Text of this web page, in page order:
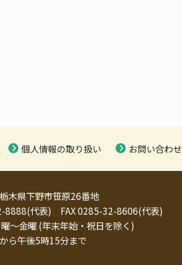
個人情報の取り扱い お問い合わせ
木県下野市笹原26番地
8888(代表) FAX 0285-32-8606(代表)
～金曜 (年末年始・祝日を除く)
ら午後5時15分まで